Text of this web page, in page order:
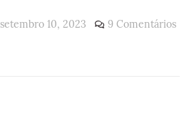
setembro 10, 2023 9 Comentários